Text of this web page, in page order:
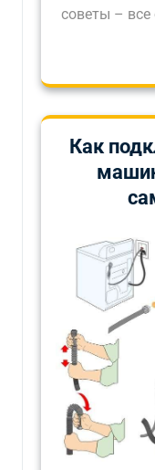
советы – все
Как